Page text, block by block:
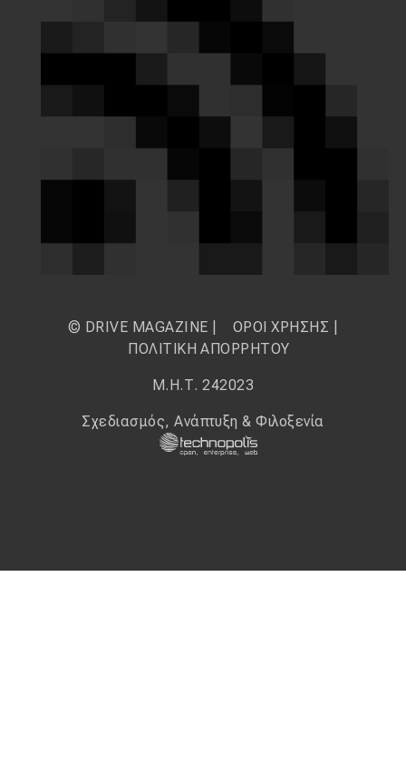
© DRIVE MAGAZINE | ΟΡΟΙ ΧΡΗΣΗΣ
ΠΟΛΙΤΙΚΗ ΑΠΟΡΡΗΤΟΥ
Μ.Η.Τ. 242023
Σχεδιασμός, Ανάπτυξη & Φιλοξενία